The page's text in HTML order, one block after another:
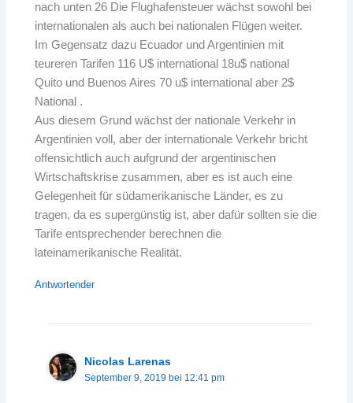
nach unten 26 Die Flughafensteuer wächst sowohl bei
internationalen als auch bei nationalen Flügen weiter.
Im Gegensatz dazu Ecuador und Argentinien mit
teureren Tarifen 116 U$ international 18u$ national
Quito und Buenos Aires 70 u$ international aber 2$
National .
Aus diesem Grund wächst der nationale Verkehr in
Argentinien voll, aber der internationale Verkehr bricht
offensichtlich auch aufgrund der argentinischen
Wirtschaftskrise zusammen, aber es ist auch eine
Gelegenheit für südamerikanische Länder, es zu
tragen, da es supergünstig ist, aber dafür sollten sie die
Tarife entsprechender berechnen die
lateinamerikanische Realität.
Antwortender
Nicolas Larenas
September 9, 2019 bei 12:41 pm